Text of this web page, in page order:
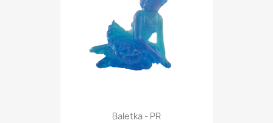
Baletka - PR